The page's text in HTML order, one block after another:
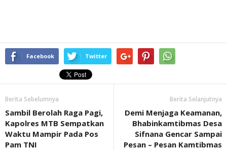
Facebook Twitter
Berita Sebelumnya
Sambil Berolah Raga Pagi,
Kapolres MTB Sempatkan
Waktu Mampir Pada Pos
Pam TNI
Berita Selanjutnya
Demi Menjaga Keamanan,
Bhabinkamtibmas Desa
Sifnana Gencar Sampai
Pesan – Pesan Kamtibmas